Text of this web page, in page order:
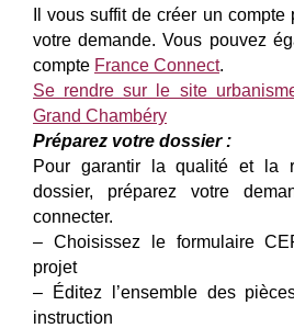
Il vous suffit de créer un
votre demande. Vous pouvez
compte France Connect.
Se rendre sur le site
Grand Chambéry
Préparez votre dossier :
Pour garantir la qualité et la
dossier, préparez votre
connecter.
– Choisissez le formulaire
projet
– Éditez l’ensemble des
instruction